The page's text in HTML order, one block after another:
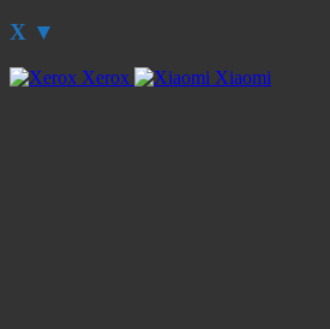
X ▼
Xerox Xiaomi